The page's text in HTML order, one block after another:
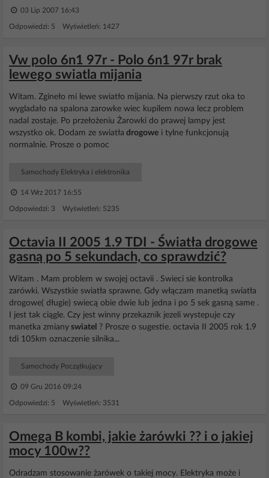
03 Lip 2007 16:43
Odpowiedzi: 5 Wyświetleń: 1427
Vw polo 6n1 97r - Polo 6n1 97r brak
lewego swiatla mijania
Witam. Zgineło mi lewe swiatło mijania. Na pierwszy rzut oka to
wygladało na spalona zarowke wiec kupilem nowa lecz problem
nadal zostaje. Po przełożeniu Żarowki do prawej lampy jest
wszystko ok. Dodam ze swiatła drogowe i tylne funkcjonują
normalnie. Prosze o pomoc
Samochody Elektryka i elektronika
14 Wrz 2017 16:55
Odpowiedzi: 3 Wyświetleń: 5235
Octavia II 2005 1.9 TDI - Światła drogowe
gasną po 5 sekundach, co sprawdzić?
Witam . Mam problem w swojej octavii . Swieci sie kontrolka
zarówki. Wszystkie swiatła sprawne. Gdy włączam manetką swiatła
drogowe( długie) swiecą obie dwie lub jedna i po 5 sek gasną same .
I jest tak ciągle. Czy jest winny przekaznik jezeli wystepuje czy
manetka zmiany swiatel ? Prosze o sugestie. octavia II 2005 rok 1.9
tdi 105km oznaczenie silnika...
Samochody Początkujący
09 Gru 2016 09:24
Odpowiedzi: 5 Wyświetleń: 3531
Omega B kombi, jakie żarówki ?? i o jakiej
mocy 100w??
Odradzam stosowanie żarówek o takiej mocy. Elektryka może i